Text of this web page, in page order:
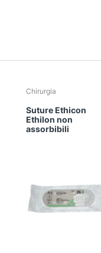
Chirurgia
Suture Ethicon
Ethilon non
assorbibili